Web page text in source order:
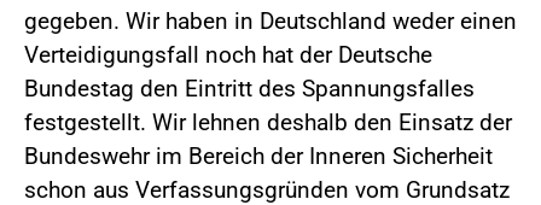
gegeben. Wir haben in Deutschland weder einen
Verteidigungsfall noch hat der Deutsche
Bundestag den Eintritt des Spannungsfalles
festgestellt. Wir lehnen deshalb den Einsatz der
Bundeswehr im Bereich der Inneren Sicherheit
schon aus Verfassungsgründen vom Grundsatz